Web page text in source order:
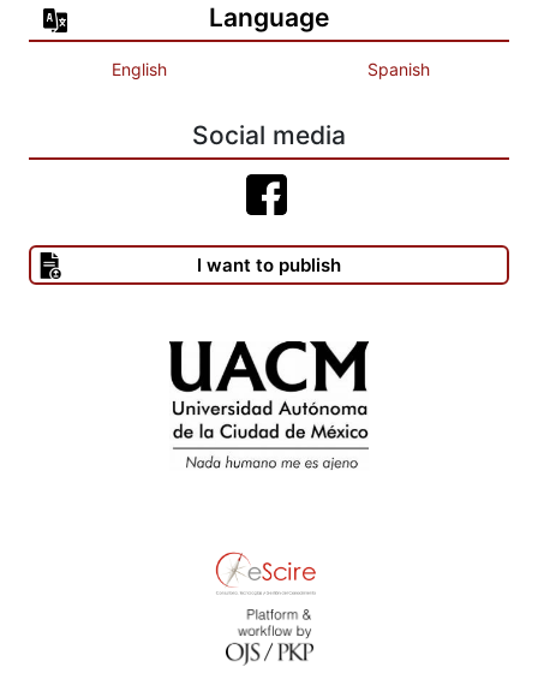
Language
English Spanish
Social media
I want to publish